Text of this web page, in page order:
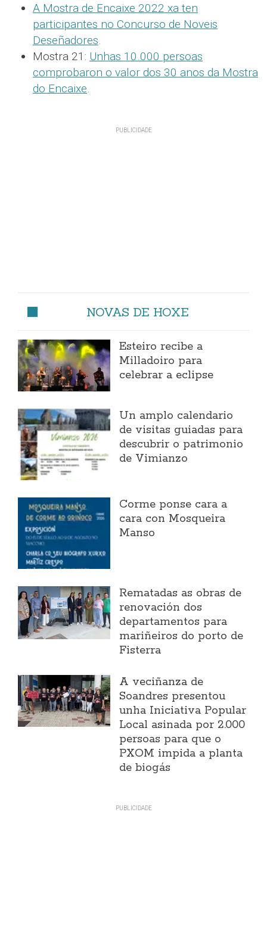
A Mostra de Encaixe 2022 xa ten
participantes no Concurso de Noveis
Deseñadores.
Mostra 21: Unhas 10.000 persoas
comprobaron o valor dos 30 anos da Mostra
do Encaixe.
NOVAS DE HOXE
Esteiro recibe a
Milladoiro para
celebrar a eclipse
Un amplo calendario
de visitas guiadas para
descubrir o patrimonio
de Vimianzo
Corme ponse cara a
cara con Mosqueira
Manso
Rematadas as obras de
renovación dos
departamentos para
mariñeiros do porto de
Fisterra
A veciñanza de
Soandres presentou
unha Iniciativa Popular
Local asinada por 2.000
persoas para que o
PXOM impida a planta
de biogás